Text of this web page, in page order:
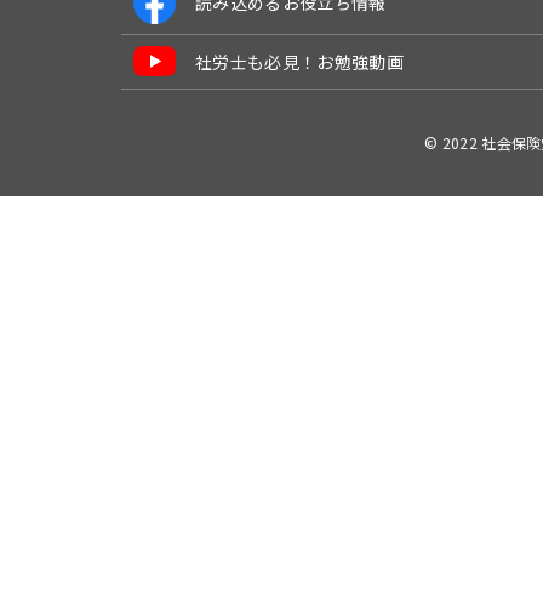
社労士も必見！お勉強動画
© 2022 社会保